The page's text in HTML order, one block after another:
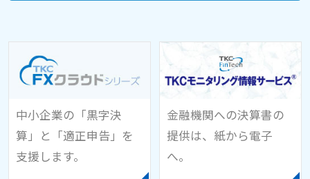
中小企業の「黒字決
算」と「適正申告」を
支援します。
金融機関への決算書の
提供は、 紙から電子
へ。